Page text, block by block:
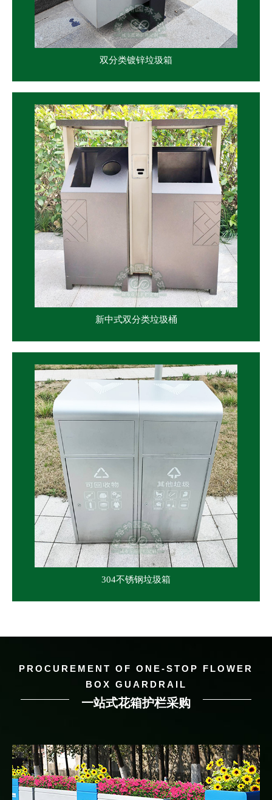
双分类镀锌垃圾箱
新中式双分类垃圾桶
304不锈钢垃圾箱
PROCUREMENT OF ONE-STOP FLOWER
BOX GUARDRAIL
一站式花箱护栏采购